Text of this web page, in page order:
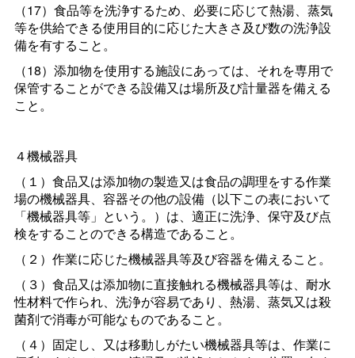
（17）食品等を洗浄するため、必要に応じて熱湯、蒸気
等を供給できる使用目的に応じた大きさ及び数の洗浄設
備を有すること。
（18）添加物を使用する施設にあっては、それを専用で
保管することができる設備又は場所及び計量器を備える
こと。
４機械器具
（１）食品又は添加物の製造又は食品の調理をする作業
場の機械器具、容器その他の設備（以下この表において
「機械器具等」という。）は、適正に洗浄、保守及び点
検をすることのできる構造であること。
（２）作業に応じた機械器具等及び容器を備えること。
（３）食品又は添加物に直接触れる機械器具等は、耐水
性材料で作られ、洗浄が容易であり、熱湯、蒸気又は殺
菌剤で消毒が可能なものであること。
（４）固定し、又は移動しがたい機械器具等は、作業に